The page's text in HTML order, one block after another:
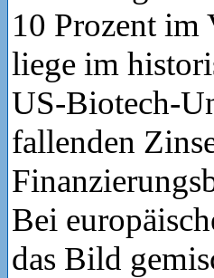
10 Prozent im
liege im
US-Biotech-
fallenden
Bei
das Bild